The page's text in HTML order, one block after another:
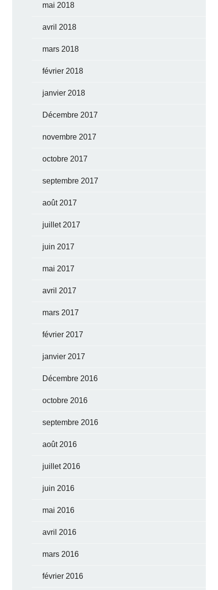
mai 2018
avril 2018
mars 2018
février 2018
janvier 2018
Décembre 2017
novembre 2017
octobre 2017
septembre 2017
août 2017
juillet 2017
juin 2017
mai 2017
avril 2017
mars 2017
février 2017
janvier 2017
Décembre 2016
octobre 2016
septembre 2016
août 2016
juillet 2016
juin 2016
mai 2016
avril 2016
mars 2016
février 2016